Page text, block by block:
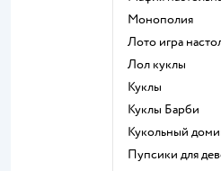
Монополия
Лото игра
Лол куклы
Куклы
Куклы Барби
Кукольный
Пупсики для